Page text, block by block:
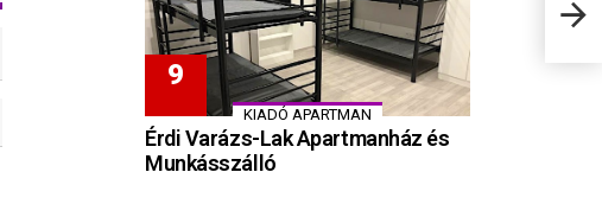
KIADÓ APARTMAN
Érdi Varázs-Lak Apartmanház és
Munkásszálló